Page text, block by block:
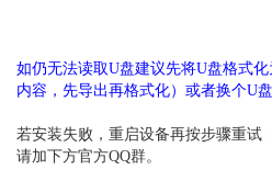
如仍无法读取U盘建议先将U盘格式
内容，先导出再格式化）或者换个U
若安装失败，重启设备再按步骤重试
请加下方官方QQ群。